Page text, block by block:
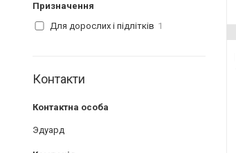
Призначення
Для дорослих і підлітків 1
Контакти
Эдуард